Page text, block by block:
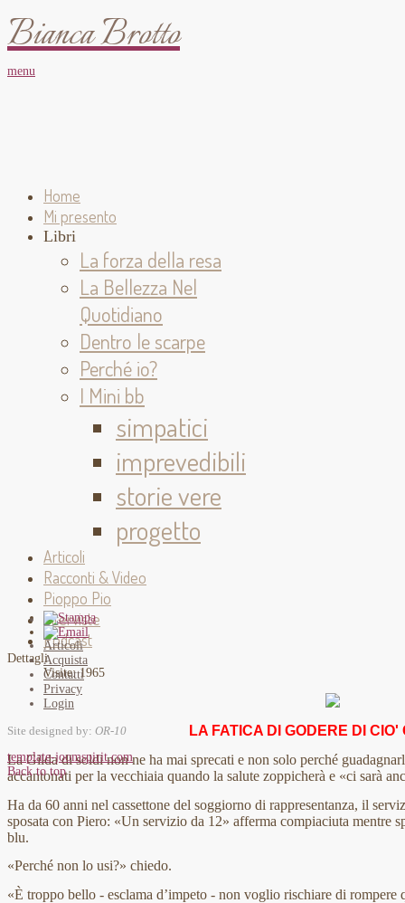
Bianca Brotto
menu
Home
Mi presento
Libri
La forza della resa
La Bellezza Nel
Quotidiano
Dentro le scarpe
Perché io?
I Mini bb
simpatici
imprevedibili
storie vere
progetto
Articoli
Racconti & Video
Pioppo Pio
Interviste
Podcast
Dettagli
Visite: 1965
LA FATICA DI GODERE DI CIO'
La Gilda di soldi non ne ha mai sprecati e non solo perché
accantonati per la vecchiaia quando la salute zoppicherà e «ci sarà
Ha da 60 anni nel cassettone del soggiorno di rappresentanza, il
sposata con Piero: «Un servizio da 12» afferma compiaciuta mentre
blu.
«Perché non lo usi?» chiedo.
«È troppo bello - esclama d’impeto - non voglio rischiare di rompere
Articoli
Acquista
Contatti
Privacy
Login
Site designed by: OR-10
template-joomspirit.com
Back to top